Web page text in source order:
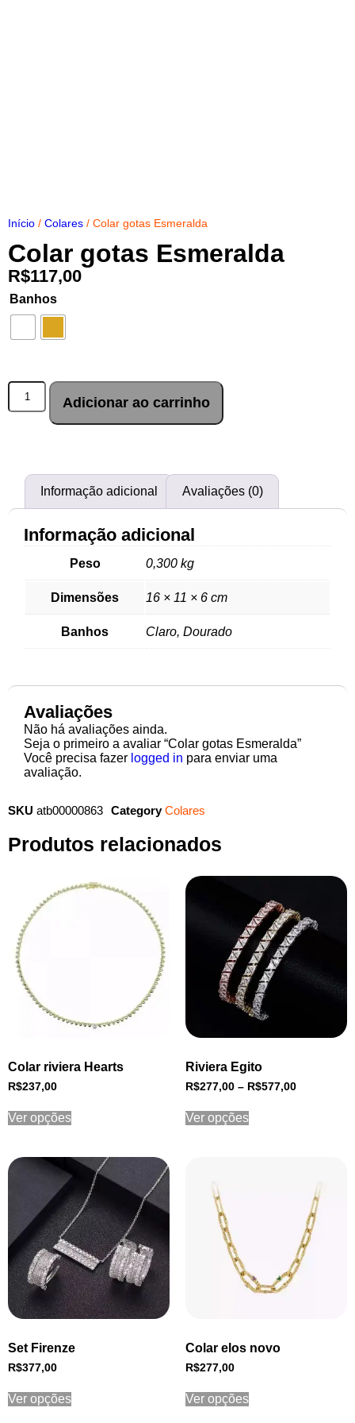
Início / Colares / Colar gotas Esmeralda
Colar gotas Esmeralda
R$117,00
Banhos
Adicionar ao carrinho
Informação adicional Avaliações (0)
Informação adicional
Peso 0,300 kg
Dimensões 16 × 11 × 6 cm
Banhos Claro, Dourado
Avaliações
Não há avaliações ainda.
Seja o primeiro a avaliar “Colar gotas Esmeralda”
Você precisa fazer logged in para enviar uma
avaliação.
SKU atb00000863 Category Colares
Produtos relacionados
Colar riviera Hearts
R$237,00
Ver opções
Riviera Egito
R$277,00 – R$577,00
Ver opções
Set Firenze
R$377,00
Ver opções
Colar elos novo
R$277,00
Ver opções